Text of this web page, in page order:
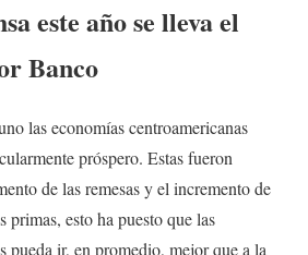
este año se lleva el
Banco
las economías centroamericanas
próspero. Estas fueron
de las remesas y el incremento de
primas, esto ha puesto que las
pueda ir, en promedio, mejor que a la